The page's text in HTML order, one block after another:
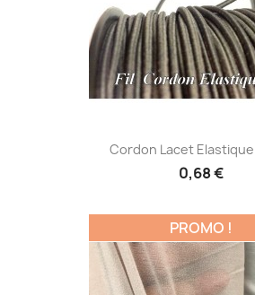
Cordon Lacet
0,68 €
PROMO !